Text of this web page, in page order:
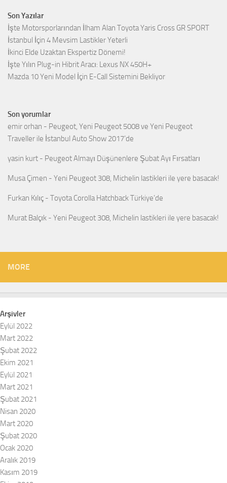
Son Yazılar
İşte Motorsporlarından İlham Alan Toyota Yaris Cross GR SPORT
İstanbul İçin 4 Mevsim Lastikler Yeterli
İkinci Elde Uzaktan Ekspertiz Dönemi!
İşte Yılın Plug-in Hibrit Aracı: Lexus NX 450H+
Mazda 10 Yeni Model İçin E-Call Sistemini Bekliyor
Son yorumlar
emir orhan - Peugeot, Yeni Peugeot 5008 ve Yeni Peugeot
Traveller ile İstanbul Auto Show 2017’de
yasin kurt - Peugeot Almayı Düşünenlere Şubat Ayı Fırsatları
Musa Çimen - Yeni Peugeot 308, Michelin lastikleri ile yere basacak!
Furkan Kılıç - Toyota Corolla Hatchback Türkiye’de
Murat Balçık - Yeni Peugeot 308, Michelin lastikleri ile yere basacak!
MORE
Arşivler
Eylül 2022
Mart 2022
Şubat 2022
Ekim 2021
Eylül 2021
Mart 2021
Şubat 2021
Nisan 2020
Mart 2020
Şubat 2020
Ocak 2020
Aralık 2019
Kasım 2019